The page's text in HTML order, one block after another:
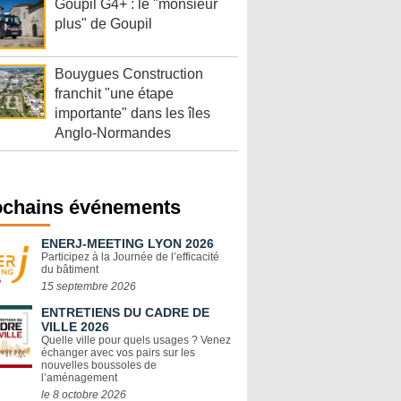
Goupil G4+ : le "monsieur
plus" de Goupil
Bouygues Construction
franchit "une étape
importante" dans les îles
Anglo-Normandes
événements
ENERJ-MEETING LYON 2026
Participez à la Journée de l’efficacité
du bâtiment
15 septembre 2026
ENTRETIENS DU CADRE DE
VILLE 2026
Quelle ville pour quels usages ? Venez
échanger avec vos pairs sur les
nouvelles boussoles de
l’aménagement
le 8 octobre 2026